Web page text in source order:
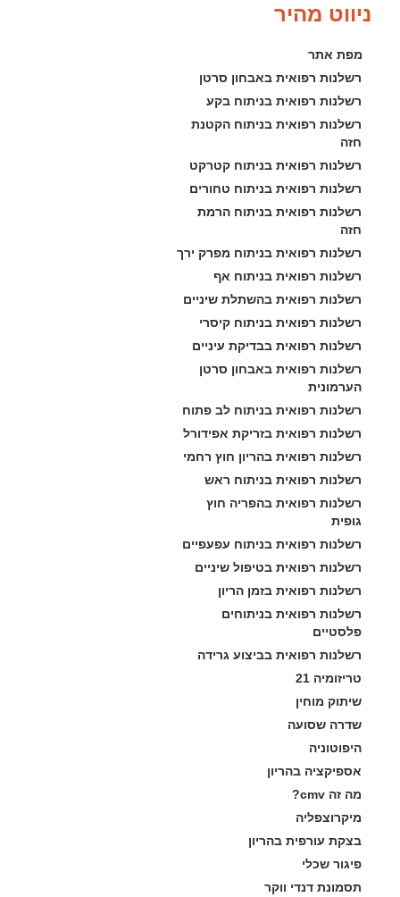
ניווט מהיר
מפת אתר
רשלנות רפואית באבחון סרטן
רשלנות רפואית בניתוח בקע
רשלנות רפואית בניתוח הקטנת
חזה
רשלנות רפואית בניתוח קטרקט
רשלנות רפואית בניתוח טחורים
רשלנות רפואית בניתוח הרמת
חזה
רשלנות רפואית בניתוח מפרק ירך
רשלנות רפואית בניתוח אף
רשלנות רפואית בהשתלת שיניים
רשלנות רפואית בניתוח קיסרי
רשלנות רפואית בבדיקת עיניים
רשלנות רפואית באבחון סרטן
הערמונית
רשלנות רפואית בניתוח לב פתוח
רשלנות רפואית בזריקת אפידורל
רשלנות רפואית בהריון חוץ רחמי
רשלנות רפואית בניתוח ראש
רשלנות רפואית בהפריה חוץ
גופית
רשלנות רפואית בניתוח עפעפיים
רשלנות רפואית בטיפול שיניים
רשלנות רפואית בזמן הריון
רשלנות רפואית בניתוחים
פלסטיים
רשלנות רפואית בביצוע גרידה
טריזומיה 21
שיתוק מוחין
שדרה שסועה
היפוטוניה
אספיקציה בהריון
מה זה cmv?
מיקרוצפליה
בצקת עורפית בהריון
פיגור שכלי
תסמונת דנדי ווקר